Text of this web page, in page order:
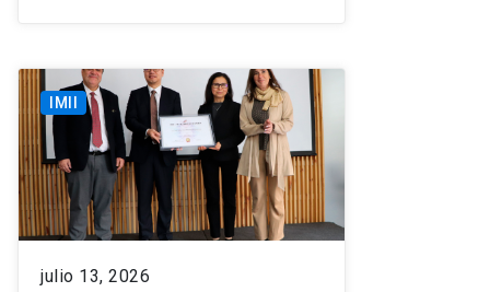
IMII
julio 13, 2026